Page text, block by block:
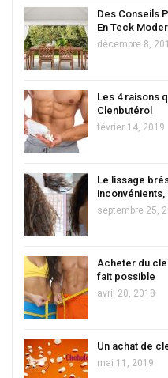
Des Conseils
En Teck
décembre 8,
Les 4 raisons
Clenbutérol
février 14, 2019
Le lissage
inconvénients,
septembre 25,
Acheter du
fait possible
avril 20, 2018
Un achat de
mai 11, 2019